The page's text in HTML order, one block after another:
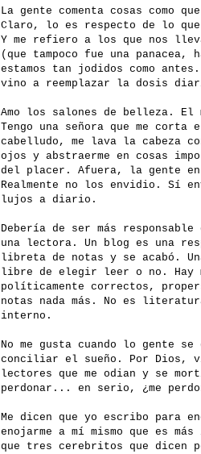
La gente comenta cosas como
Claro, lo es respecto de lo
Y me refiero a los que nos
(que tampoco fue una
estamos tan jodidos como antes.
vino a reemplazar la dosis
Amo los salones de belleza.
Tengo una señora que me corta
cabelludo, me lava la cabeza
ojos y abstraerme en cosas
del placer. Afuera, la gente en
Realmente no los envidio. Sí
lujos a diario.
Debería de ser más
una lectora. Un blog es una
libreta de notas y se acabó.
libre de elegir leer o no. Hay
políticamente correctos,
notas nada más. No es
interno.
No me gusta cuando lo gente
conciliar el sueño. Por Dios,
lectores que me odian y se
perdonar... en serio, ¿me
Me dicen que yo escribo para
enojarme a mí mismo que es
que tres cerebritos que dicen